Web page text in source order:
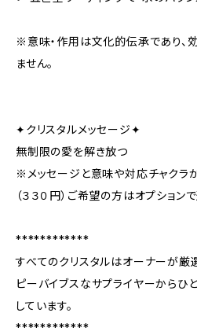
※意味・作用は文化的伝承であり、
ません。
✦クリスタルメッセージ✦
無制限の愛を解き放つ
※メッセージと意味や対応チャクラ
（３３０円）ご希望の方はオプション
************
すべてのクリスタルはオーナーが厳
ピーバイブスなサプライヤーからひ
しています。
************